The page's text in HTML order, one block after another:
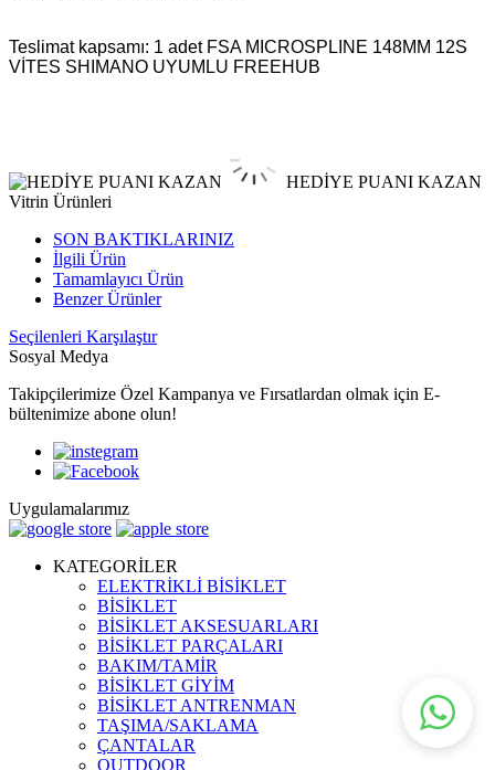
Teslimat kapsamı: 1 adet FSA MICROSPLINE 148MM 12S
VİTES SHIMANO UYUMLU FREEHUB
HEDİYE PUANI KAZAN
Vitrin Ürünleri
SON BAKTIKLARINIZ
İlgili Ürün
Tamamlayıcı Ürün
Benzer Ürünler
Seçilenleri Karşılaştır
Sosyal Medya
Takipçilerimize Özel Kampanya ve Fırsatlardan olmak için E-
bültenimize abone olun!
Uygulamalarımız
KATEGORİLER
ELEKTRİKLİ BİSİKLET
BİSİKLET
BİSİKLET AKSESUARLARI
BİSİKLET PARÇALARI
BAKIM/TAMİR
BİSİKLET GİYİM
BİSİKLET ANTRENMAN
TAŞIMA/SAKLAMA
ÇANTALAR
OUTDOOR